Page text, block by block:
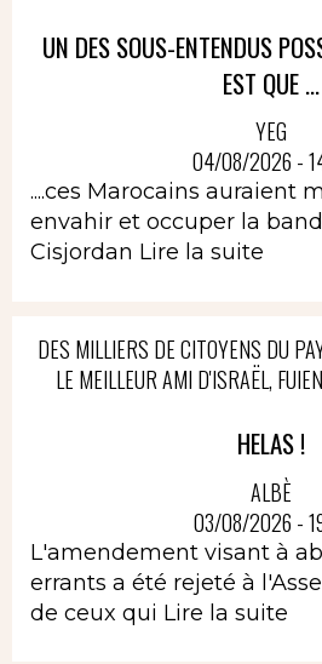
UN DES SOUS-ENTENDUS
EST QUE ...
YEG
04/08/2026 -
....ces Marocains auraient
envahir et occuper la
Cisjordan Lire la suite
DES MILLIERS DE CITOYENS DU
LE MEILLEUR AMI D'ISRAËL,
HELAS !
ALBÈ
03/08/2026 -
L'amendement visant à
errants a été rejeté à
de ceux qui Lire la suite